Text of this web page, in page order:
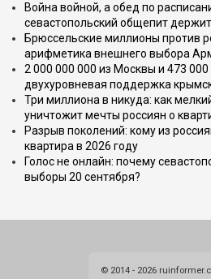
Война войной, а обед по
севастопольский общепит
Брюссельские миллионы против
арифметика внешнего выбора
2 000 000 000 из Москвы и 473
двухуровневая поддержка
Три миллиона в никуда: как
уничтожит мечты россиян о
Разрыв поколений: кому из
квартира в 2026 году
Голос не онлайн: почему
выборы 20 сентября?
© 2014 - 2026